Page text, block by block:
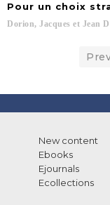
Pour un choix
Dorion, Jacques et Jean
New content
Ebooks
Ejournals
Ecollections